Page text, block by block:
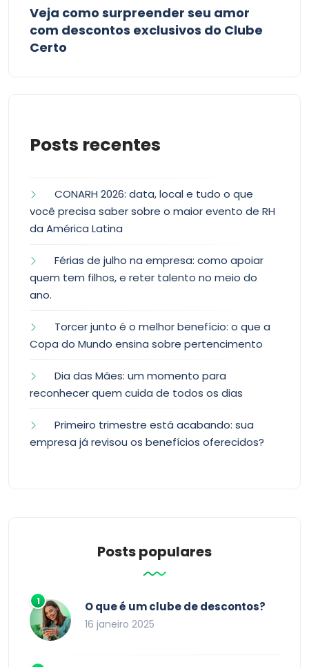
Veja como surpreender seu amor
com descontos exclusivos do Clube
Certo
Posts recentes
CONARH 2026: data, local e tudo o que
você precisa saber sobre o maior evento de RH
da América Latina
Férias de julho na empresa: como apoiar
quem tem filhos, e reter talento no meio do
ano.
Torcer junto é o melhor benefício: o que a
Copa do Mundo ensina sobre pertencimento
Dia das Mães: um momento para
reconhecer quem cuida de todos os dias
Primeiro trimestre está acabando: sua
empresa já revisou os benefícios oferecidos?
Posts populares
O que é um clube de descontos?
16 janeiro 2025